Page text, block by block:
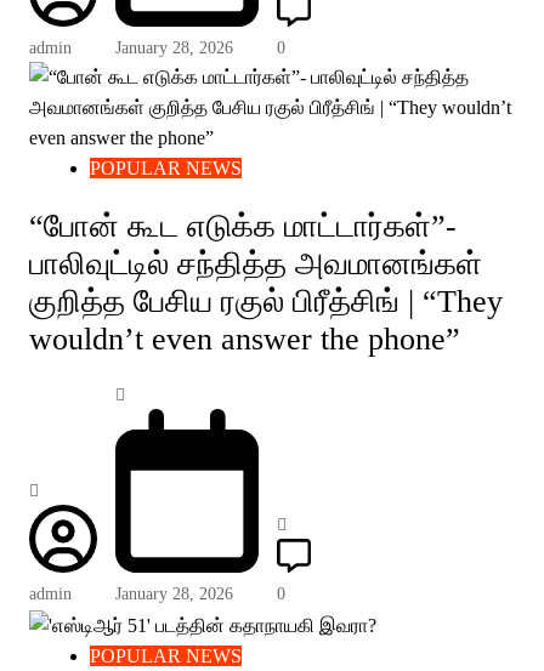
admin January 28, 2026 0
POPULAR NEWS
“போன் கூட எடுக்க மாட்டார்கள்”-
பாலிவுட்டில் சந்தித்த அவமானங்கள்
குறித்த பேசிய ரகுல் பிரீத்சிங் | “They
wouldn’t even answer the phone”
admin January 28, 2026 0
POPULAR NEWS